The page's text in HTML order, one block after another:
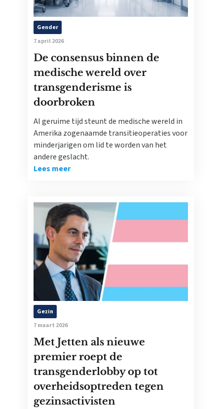
Gender
7 april 2026
De consensus binnen de
medische wereld over
transgenderisme is
doorbroken
Al geruime tijd steunt de medische wereld in
Amerika zogenaamde transitieoperaties voor
minderjarigen om lid te worden van het
andere geslacht.
Lees meer
Gezin
7 maart 2026
Met Jetten als nieuwe
premier roept de
transgenderlobby op tot
overheidsoptreden tegen
gezinsactivisten